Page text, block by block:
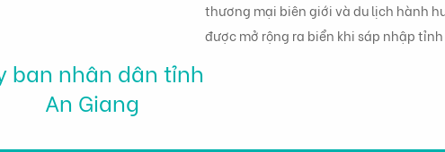
ban nhân dân tỉnh
An Giang
thương mại biên giới và du lịch hành
được mở rộng ra biển khi sáp nhập tỉnh